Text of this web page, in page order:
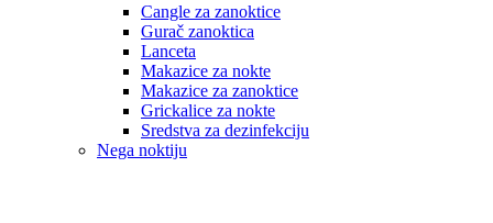
Cangle za zanoktice
Gurač zanoktica
Lanceta
Makazice za nokte
Makazice za zanoktice
Grickalice za nokte
Sredstva za dezinfekciju
Nega noktiju